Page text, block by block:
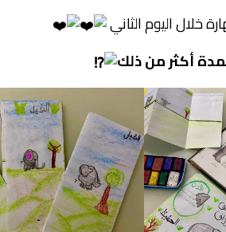
خلال اليوم الثاني
أكثر من ذلك